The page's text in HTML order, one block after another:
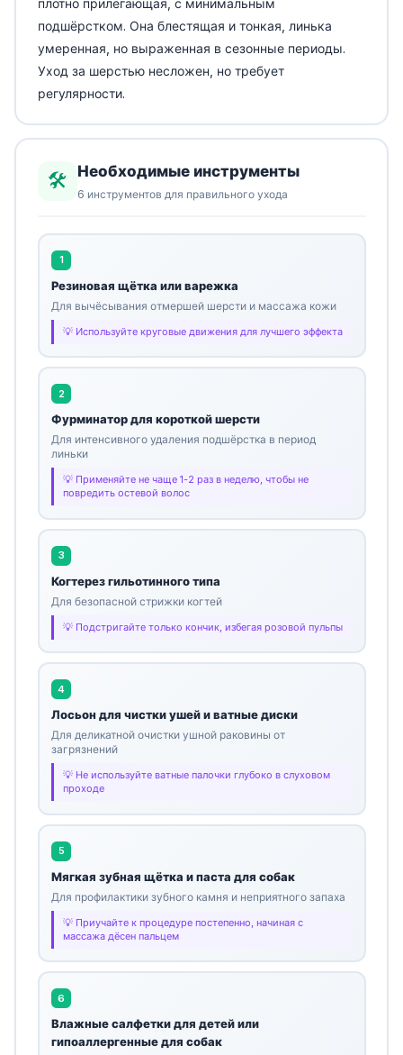
подшёрстком. Она блестящая и тонкая, линька
умеренная, но выраженная в сезонные периоды.
Уход за шерстью несложен, но требует
регулярности.
🛠️ Необходимые инструменты
6 инструментов для правильного ухода
1
Резиновая щётка или варежка
Для вычёсывания отмершей шерсти и массажа кожи
Используйте круговые движения для лучшего эффекта
2
Фурминатор для короткой шерсти
Для интенсивного удаления подшёрстка в период
линьки
Применяйте не чаще 1-2 раз в неделю, чтобы не
повредить остевой волос
3
Когтерез гильотинного типа
Для безопасной стрижки когтей
Подстригайте только кончик, избегая розовой пульпы
4
Лосьон для чистки ушей и ватные диски
Для деликатной очистки ушной раковины от
загрязнений
Не используйте ватные палочки глубоко в слуховом
проходе
5
Мягкая зубная щётка и паста для собак
Для профилактики зубного камня и неприятного запаха
Приучайте к процедуре постепенно, начиная с
массажа дёсен пальцем
6
Влажные салфетки для детей или
гипоаллергенные для собак